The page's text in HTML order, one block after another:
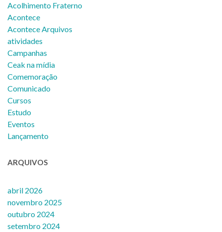
Acolhimento Fraterno
Acontece
Acontece Arquivos
atividades
Campanhas
Ceak na mídia
Comemoração
Comunicado
Cursos
Estudo
Eventos
Lançamento
ARQUIVOS
abril 2026
novembro 2025
outubro 2024
setembro 2024